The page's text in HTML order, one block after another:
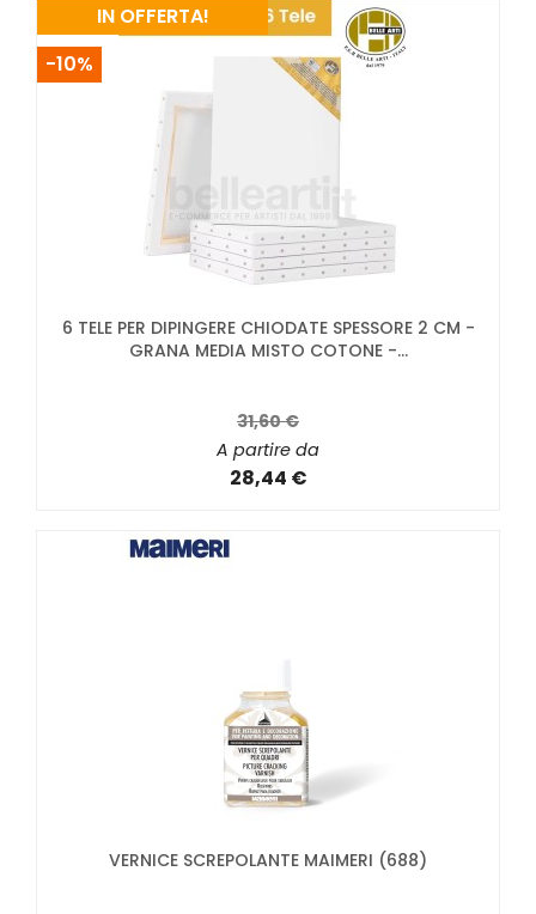
6 TELE PER DIPINGERE CHIODATE SPESSORE 2 CM -
GRANA MEDIA MISTO COTONE -...
31,60 €
A partire da
28,44 €
IN OFFERTA!
-10%
VERNICE SCREPOLANTE MAIMERI (688)